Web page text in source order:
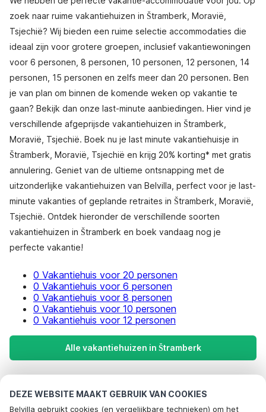
DEZE WEBSITE MAAKT GEBRUIK VAN COOKIES
Belvilla gebruikt cookies (en vergelijkbare technieken) om het
zoek naar ruime vakantiehuizen in Štramberk, Moravië,
Tsjechië? Wij bieden een ruime selectie accommodaties die
ideaal zijn voor grotere groepen, inclusief vakantiewoningen
voor 6 personen, 8 personen, 10 personen, 12 personen, 14
personen, 15 personen en zelfs meer dan 20 personen. Ben
je van plan om binnen de komende weken op vakantie te
gaan? Bekijk dan onze last-minute aanbiedingen. Hier vind je
verschillende afgeprijsde vakantiehuizen in Štramberk,
Moravië, Tsjechië. Boek nu je last minute vakantiehuisje in
Štramberk, Moravië, Tsjechië en krijg 20% korting* met gratis
annulering. Geniet van de ultieme ontsnapping met de
uitzonderlijke vakantiehuizen van Belvilla, perfect voor je last-
minute vakanties of geplande retraites in Štramberk, Moravië,
Tsjechië. Ontdek hieronder de verschillende soorten
vakantiehuizen in Štramberk en boek vandaag nog je
perfecte vakantie!
0 Vakantiehuis voor 20 personen
0 Vakantiehuis voor 6 personen
0 Vakantiehuis voor 8 personen
0 Vakantiehuis voor 10 personen
0 Vakantiehuis voor 12 personen
Alle vakantiehuizen in Štramberk
Meest populaire bestemmingen voor
vakantie